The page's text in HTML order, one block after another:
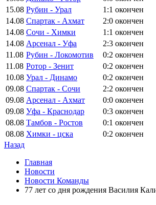
15.08 Рубин - Урал 1:1 окончен
14.08 Спартак - Ахмат 2:0 окончен
14.08 Сочи - Химки 1:1 окончен
14.08 Арсенал - Уфа 2:3 окончен
11.08 Рубин - Локомотив 0:2 окончен
11.08 Ротор - Зенит 0:2 окончен
10.08 Урал - Динамо 0:2 окончен
09.08 Спартак - Сочи 2:2 окончен
09.08 Арсенал - Ахмат 0:0 окончен
09.08 Уфа - Краснодар 0:3 окончен
08.08 Тамбов - Ростов 0:1 окончен
08.08 Химки - цска 0:2 окончен
Назад
Главная
Новости
Новости Команды
77 лет со дня рождения Василия